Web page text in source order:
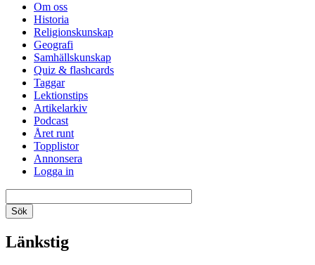
Om oss
Historia
Religionskunskap
Geografi
Samhällskunskap
Quiz & flashcards
Taggar
Lektionstips
Artikelarkiv
Podcast
Året runt
Topplistor
Annonsera
Logga in
Länkstig